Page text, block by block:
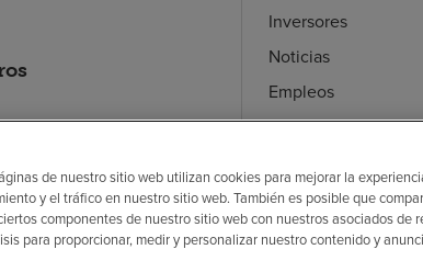
Inversores
Noticias
Empleos
Empleados
AccesibilidadSi no habla inglésAviso de no
de nuestro sitio web utilizan cookies para mejorar la
y el tráfico en nuestro sitio web. También es posible que
componentes de nuestro sitio web con nuestros asociados de
para proporcionar, medir y personalizar nuestro contenido y